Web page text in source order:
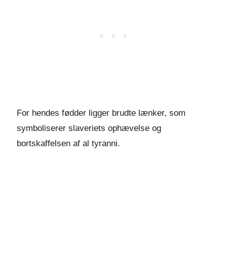
For hendes fødder ligger brudte lænker, som
symboliserer slaveriets ophævelse og
bortskaffelsen af al tyranni.